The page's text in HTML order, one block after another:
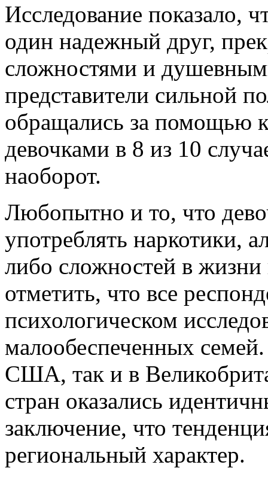
Исследование показало,
один надежный друг,
сложностями и
представители сильной
обращались за помощью
девочками в 8 из 10
наоборот.
Любопытно и то, что
употреблять наркотики,
либо сложностей в жизни
отметить, что все
психологическом
малообеспеченных
США, так и в
стран оказались
заключение, что
региональный характер.